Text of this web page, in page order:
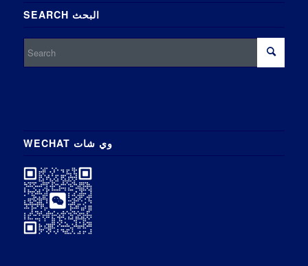
SEARCH البحث
WECHAT وي شات